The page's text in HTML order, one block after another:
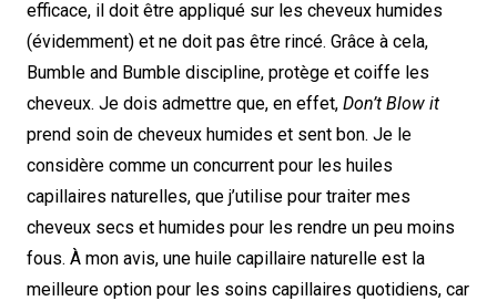
efficace, il doit être appliqué sur les cheveux humides
(évidemment) et ne doit pas être rincé. Grâce à cela,
Bumble and Bumble discipline, protège et coiffe les
cheveux. Je dois admettre que, en effet, Don’t Blow it
prend soin de cheveux humides et sent bon. Je le
considère comme un concurrent pour les huiles
capillaires naturelles, que j’utilise pour traiter mes
cheveux secs et humides pour les rendre un peu moins
fous. À mon avis, une huile capillaire naturelle est la
meilleure option pour les soins capillaires quotidiens, car